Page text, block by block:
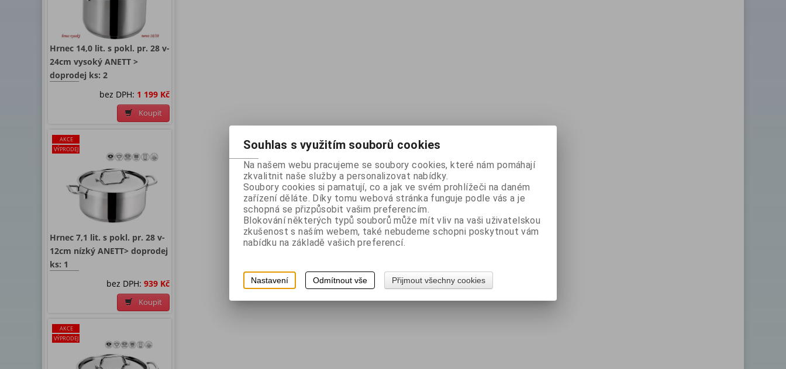
Hrnec 14,0 lit. s pokl. pr. 28 v-
24cm vysoký ANETT >
doprodej ks: 2
bez DPH: 1 199 Kč
Koupit
AKCE
VÝPRODEJ
Hrnec 7,1 lit. s pokl. pr. 28 v-
12cm nízký ANETT> doprodej
ks: 1
bez DPH: 939 Kč
Koupit
AKCE
VÝPRODEJ
Souhlas s využitím souborů cookies
Na našem webu pracujeme se soubory cookies, které nám pomáhají
zkvalitnit naše služby a personalizovat nabídky.
Soubory cookies si pamatují, co a jak ve svém prohlížeči na daném
zařízení děláte. Díky tomu webová stránka funguje podle vás a je
schopná se přizpůsobit vašim preferencím.
Blokování některých typů souborů může mít vliv na vaši uživatelskou
zkušenost s naším webem, také nebudeme schopni poskytnout vám
nabídku na základě vašich preferencí.
Nastavení Odmítnout vše Přijmout všechny cookies